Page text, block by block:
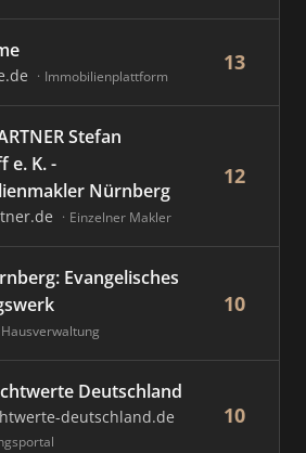
Immobilienplattform
13
Stefan
e. K. -
Nürnberg
Einzelner Makler
12
Evangelisches
Hausverwaltung
10
Deutschland
deutschland.de 10